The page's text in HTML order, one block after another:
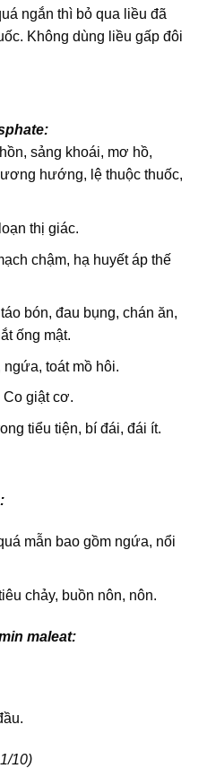
ngắn thì bỏ qua liều đã
Không dùng liều gấp đôi
sảng khoái, mơ hồ,
hướng, lệ thuộc thuốc,
thị giác.
chậm, hạ huyết áp thế
bón, đau bụng, chán ăn,
ống mật.
ngứa, toát mồ hôi.
giật cơ.
tiểu tiện, bí đái, đái ít.
mẫn bao gồm ngứa, nổi
chảy, buồn nôn, nôn.
maleat:
10)